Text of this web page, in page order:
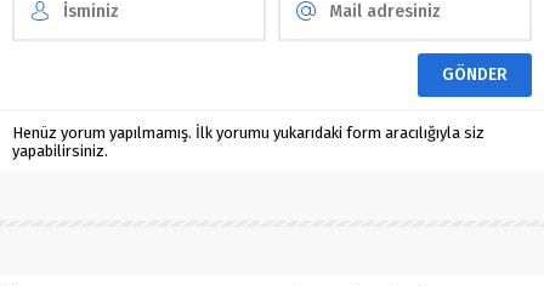
Henüz yorum yapılmamış. İlk yorumu yukarıdaki form aracılığıyla siz
yapabilirsiniz.